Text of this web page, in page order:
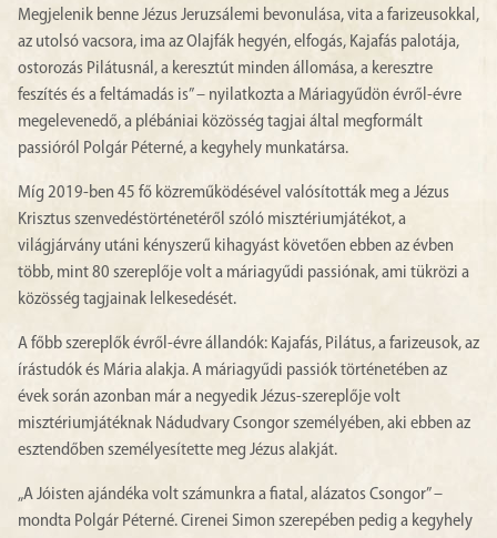
Megjelenik benne Jézus Jeruzsálemi bevonulása, vita a farizeusokkal,
az utolsó vacsora, ima az Olajfák hegyén, elfogás, Kajafás palotája,
ostorozás Pilátusnál, a keresztút minden állomása, a keresztre
feszítés és a feltámadás is” – nyilatkozta a Máriagyűdön évről-évre
megelevenedő, a plébániai közösség tagjai által megformált
passióról Polgár Péterné, a kegyhely munkatársa.
Míg 2019-ben 45 fő közreműködésével valósították meg a Jézus
Krisztus szenvedéstörténetéről szóló misztériumjátékot, a
világjárvány utáni kényszerű kihagyást követően ebben az évben
több, mint 80 szereplője volt a máriagyűdi passiónak, ami tükrözi a
közösség tagjainak lelkesedését.
A főbb szereplők évről-évre állandók: Kajafás, Pilátus, a farizeusok, az
írástudók és Mária alakja. A máriagyűdi passiók történetében az
évek során azonban már a negyedik Jézus-szereplője volt
misztériumjátéknak Nádudvary Csongor személyében, aki ebben az
esztendőben személyesítette meg Jézus alakját.
„A Jóisten ajándéka volt számunkra a fiatal, alázatos Csongor” –
mondta Polgár Péterné. Cirenei Simon szerepében pedig a kegyhely